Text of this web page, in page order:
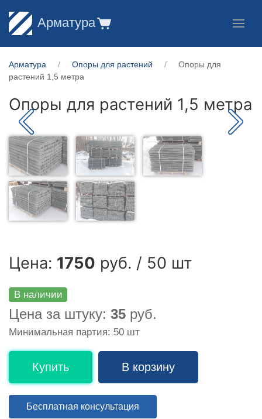
Арматура
Арматура Опоры для растений
Опоры для
растений 1,5 метра
Опоры для растений 1,5 метра
Цена: 1750 руб. / 50 шт
В наличии
Цена за штуку: 35 руб.
Минимальная партия: 50 шт
Купить В корзину
Бесплатная консультация